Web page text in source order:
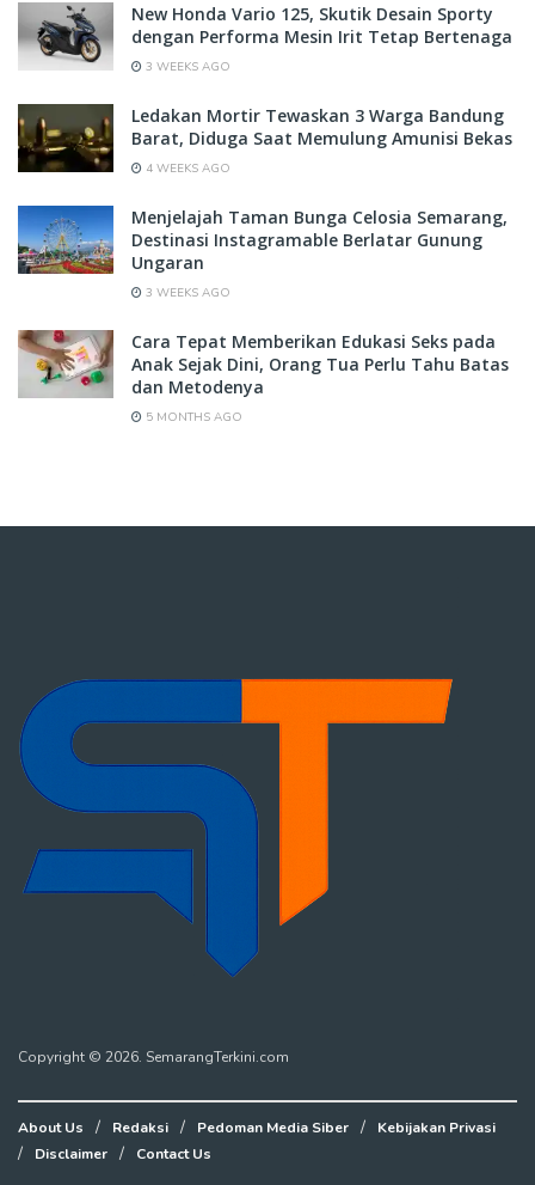
New Honda Vario 125, Skutik Desain Sporty
dengan Performa Mesin Irit Tetap Bertenaga
3 WEEKS AGO
Ledakan Mortir Tewaskan 3 Warga Bandung
Barat, Diduga Saat Memulung Amunisi Bekas
4 WEEKS AGO
Menjelajah Taman Bunga Celosia Semarang,
Destinasi Instagramable Berlatar Gunung
Ungaran
3 WEEKS AGO
Cara Tepat Memberikan Edukasi Seks pada
Anak Sejak Dini, Orang Tua Perlu Tahu Batas
dan Metodenya
5 MONTHS AGO
Copyright © 2026. SemarangTerkini.com
About Us Redaksi Pedoman Media Siber
Kebijakan Privasi
Disclaimer
Contact Us